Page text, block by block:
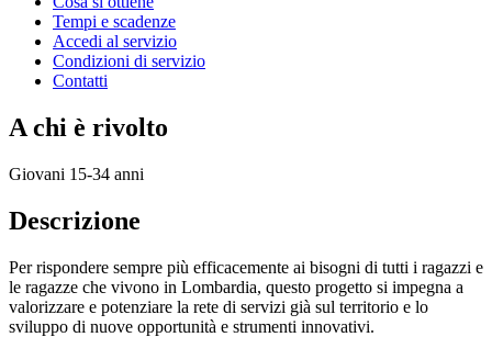
Tempi e scadenze
Accedi al servizio
Condizioni di servizio
Contatti
A chi è rivolto
Giovani 15-34 anni
Descrizione
Per rispondere sempre più efficacemente ai bisogni di tutti i ragazzi e
le ragazze che vivono in Lombardia, questo progetto si impegna a
valorizzare e potenziare la rete di servizi già sul territorio e lo
sviluppo di nuove opportunità e strumenti innovativi.